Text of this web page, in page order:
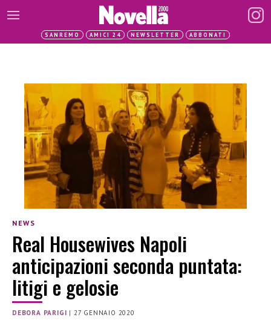
SANREMO AMICI 24 NEWSLETTER ABBONATI
NEWS
Real Housewives Napoli
anticipazioni seconda puntata:
litigi e gelosie
DEBORA PARIGI | 27 GENNAIO 2020